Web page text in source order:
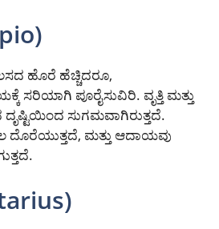
ಹೊರೆ ಹೆಚ್ಚಿದರೂ,
ಸರಿಯಾಗಿ ಪೂರೈಸುವಿರಿ. ವೃತ್ತಿ ಮತ್ತು
ಸುಗಮವಾಗಿರುತ್ತದೆ.
ಮತ್ತು ಆದಾಯವು